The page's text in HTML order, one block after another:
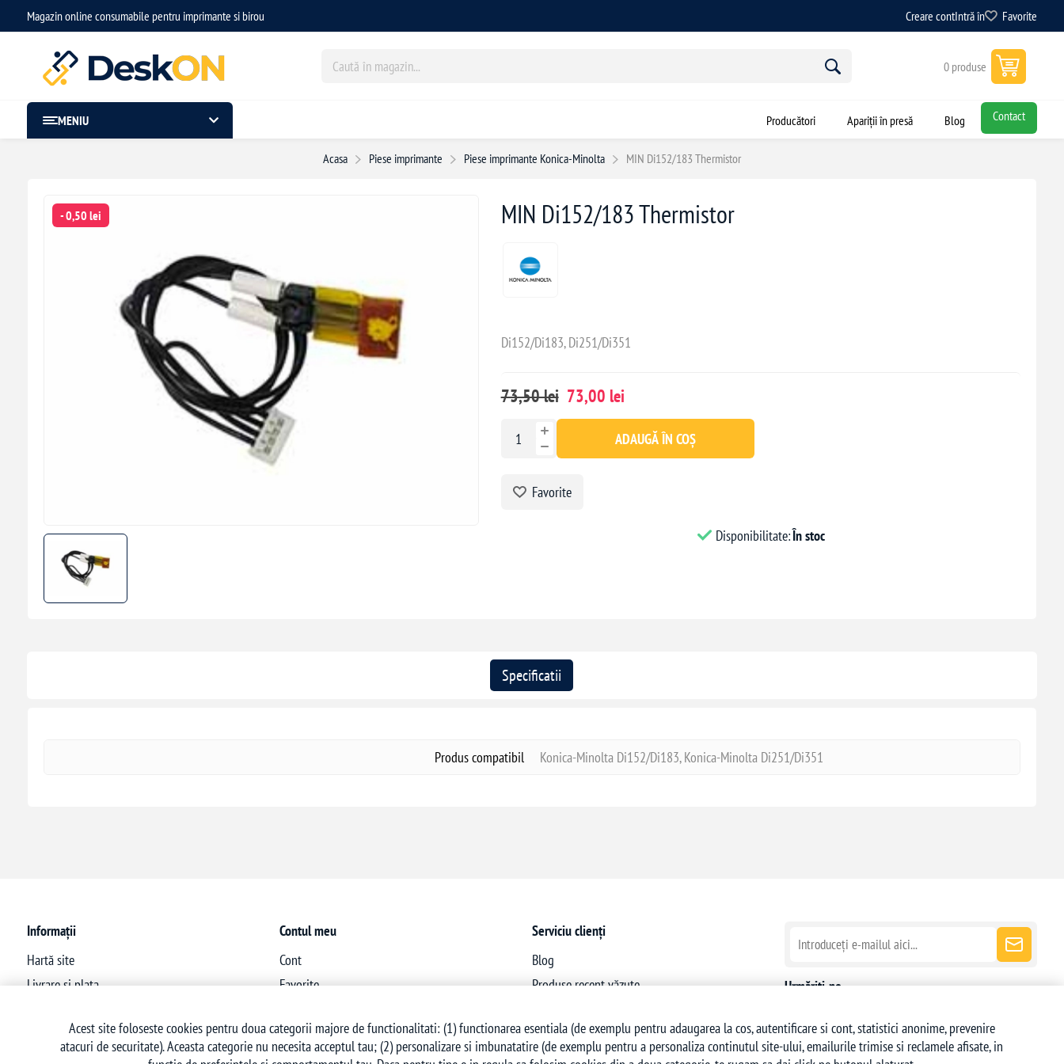
Magazin online consumabile pentru imprimante si birou Creare contIntră în Favorite
0 produse
MENIU Producători Apariții în presă Blog Contact
Acasa Piese imprimante Piese imprimante Konica-Minolta MIN Di152/183 Thermistor
- 0,50 lei MIN Di152/183 Thermistor
Di152/Di183, Di251/Di351
73,50 lei 73,00 lei
ADAUGĂ ÎN COȘ
Favorite
Disponibilitate:În stoc
Specificatii
Produs compatibil Konica-Minolta Di152/Di183, Konica-Minolta Di251/Di351
Informații
Hartă site
Livrare si plata
Termeni si conditii
Contul meu
Cont
Favorite
Serviciu clienți
Blog
Produse recent văzute
Urmăriți-ne
Acest site foloseste cookies pentru doua categorii majore de functionalitati: (1) functionarea esentiala (de exemplu pentru adaugarea la cos, autentificare si cont, statistici anonime, prevenire
atacuri de securitate). Aceasta categorie nu necesita acceptul tau; (2) personalizare si imbunatatire (de exemplu pentru a personaliza continutul site-ului, emailurile trimise si reclamele afisate, in